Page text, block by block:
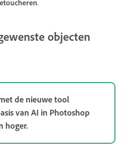
.
objecten
de nieuwe tool
van AI in Photoshop
hoger.